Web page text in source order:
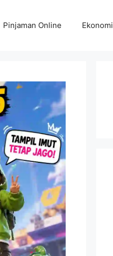
Pinjaman Online Ekonomi